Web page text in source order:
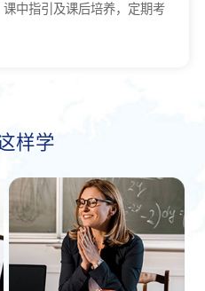
中指引及课后培养，定期考
样学